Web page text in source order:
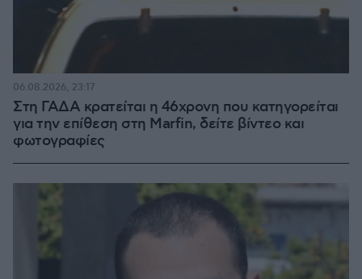
Στη ΓΑΔΑ κρατείται η 46χρονη που κατηγορείται
για την επίθεση στη Marfin, δείτε βίντεο και
φωτογραφίες
06.08.2026, 23:17